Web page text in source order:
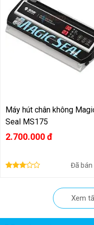
Máy hút chân không
Seal MS175
2.700.000 đ
Đã bán
Xem